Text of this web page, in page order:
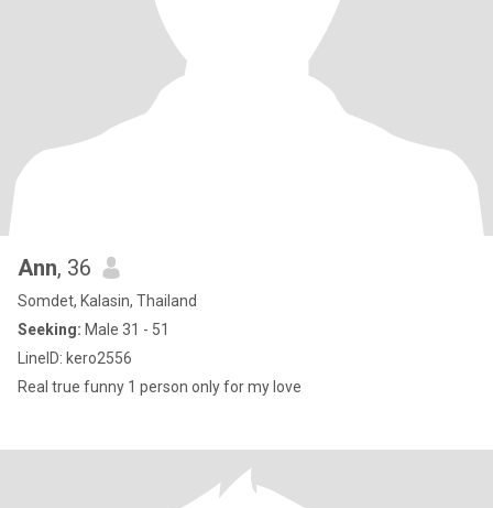
Ann, 36
Somdet, Kalasin, Thailand
Seeking: Male 31 - 51
LineID: kero2556
Real true funny 1 person only for my love